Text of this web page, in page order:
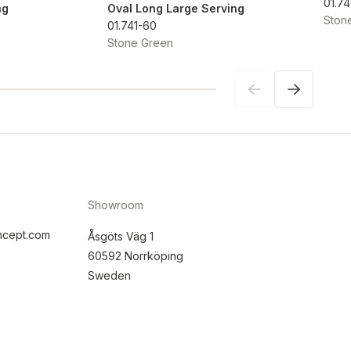
Oval Long Large Serving
01.741-60
Stone Green
Showroom
Åsgöts Väg 1
60592 Norrköping
Sweden